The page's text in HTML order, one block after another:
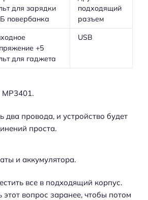
для зарядки
повербанка
подходящий
разъем
+5
для гаджета
USB
два провода, и устройство будет
проста.
и аккумулятора.
все в подходящий корпус.
вопрос заранее, чтобы потом